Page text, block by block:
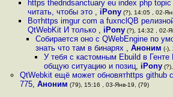
https thedndsanctuary eu index php
читать, чтобы это , iPony(?), 14:05 , 02-
Вотhttps imgur com a fuxnclQВ
QtWebKit И только , iPony(?), 14:32 , 02-
Собирается оно с QWebEngine по
знать что там в бинарях ,Аноним (-),
У тебя с кастомным Ebuild в
общую ситуацию и позиц, iPony(?),
QtWebkit ещё может обновятhttps github
775, Аноним (79), 15:16 , 03-Янв-19, (79)